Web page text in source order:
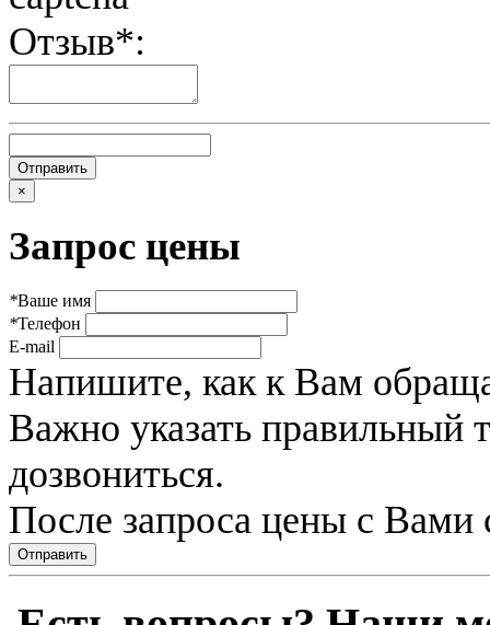
Отзыв*:
×
Запрос цены
*Ваше имя
*Телефон
E-mail
Напишите, как к Вам
Важно указать
дозвониться.
После запроса цены с Вами
Отправить